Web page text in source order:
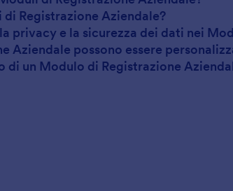
Registrazione Aziendale?
privacy e la sicurezza dei dati nei
Aziendale possono essere
di un Modulo di Registrazione